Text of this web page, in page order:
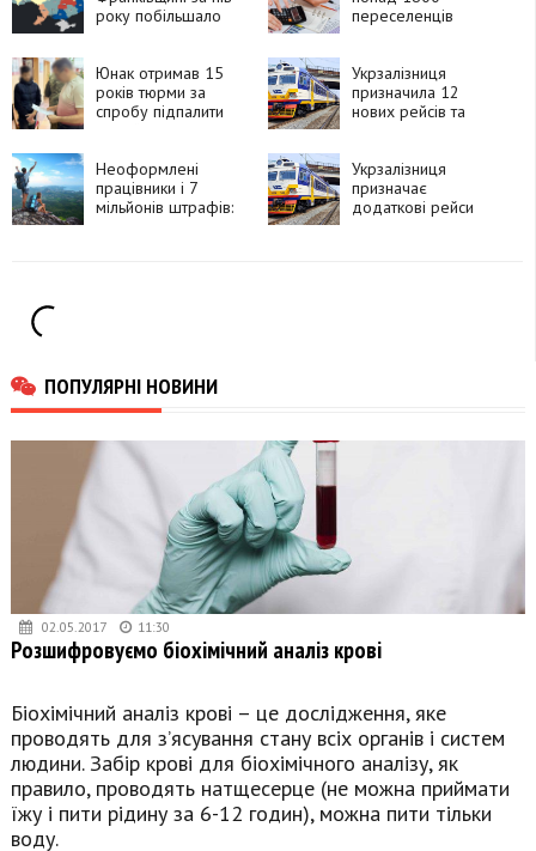
року побільшало
переселенців
програмі
Юнак отримав 15
років тюрми за
спробу підпалити
Укрзалізниця
призначила 12
нових рейсів та
Карпат
Неоформлені
працівники і 7
мільйонів штрафів:
Укрзалізниця
призначає
додаткові рейси
ПОПУЛЯРНІ НОВИНИ
02.05.2017 11:30
Розшифровуємо біохімічний аналіз крові
Біохімічний аналіз крові – це дослідження, яке
проводять для з’ясування стану всіх органів і систем
людини. Забір крові для біохімічного аналізу, як
правило, проводять натщесерце (не можна приймати
їжу і пити рідину за 6-12 годин), можна пити тільки
воду.